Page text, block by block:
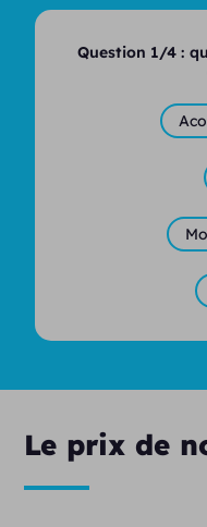
Question 1/4 :
Le prix de